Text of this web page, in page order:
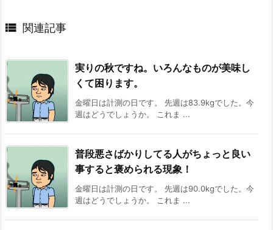
 関連記事
実りの秋ですね。いろんなものが美味し
くて困ります。
金曜日は計測の日です。 先週は83.9kgでした。今
週はどうでしょうか。 これま ...
普段悪さばかりしてる人がちょっと良い
事すると褒められる現象！
金曜日は計測の日です。 先週は90.0kgでした。今
週はどうでしょうか。 これま ...